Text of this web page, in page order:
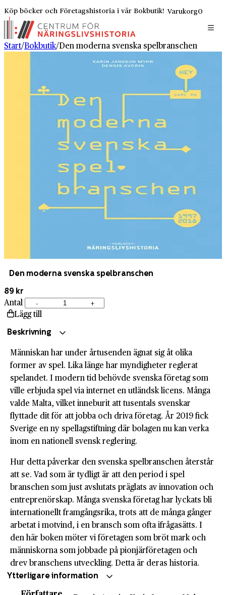
Köp böcker och Företagshistoria i vår Bokbutik! Varukorg0
Start/Bokbutik/Den moderna svenska spelbranschen
Den moderna svenska spelbranschen
89 kr
Antal -
Den
moderna
svenska
mängd
+
Lägg till
Beskrivning
Människan har under årtusenden ägnat sig åt olika
former av spel. Lika länge har myndigheter reglerat
spelandet. I modern tid behövde svenska företag som
ville erbjuda spel via internet en utländsk licens. Många
valde Malta, vilket inneburit att tusentals svenskar
flyttade dit för att jobba och driva företag. År 2019 fick
Sverige en ny spellagstiftning där bolagen nu kan verka
inom en nationell svensk reglering.
Hur detta påverkar den svenska spelbranschen återstår
att se. Vad som är tydligt är att den period i spel
branschen som just avslutats präglats av innovation och
entreprenörskap. Många svenska företag har lyckats bli
internationellt framgångsrika, trots att de många gånger
arbetat i motvind, i en bransch som ofta ifrågasätts. I
den här boken möter vi företagen som bröt mark och
människorna som jobbade på pionjärföretagen och
drev branschens utveckling. Detta är deras historia.
Ytterligare information